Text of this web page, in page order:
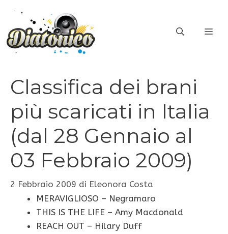
contenuto
Classifica dei brani
più scaricati in Italia
(dal 28 Gennaio al
03 Febbraio 2009)
2 Febbraio 2009 di Eleonora Costa
MERAVIGLIOSO – Negramaro
THIS IS THE LIFE – Amy Macdonald
REACH OUT – Hilary Duff